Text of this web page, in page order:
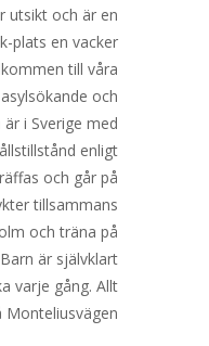
utsikt och är en
plats en vacker
till våra
och
i Sverige med
enligt
och går på
tillsammans
och träna på
är självklart
varje gång. Allt
Monteliusvägen.